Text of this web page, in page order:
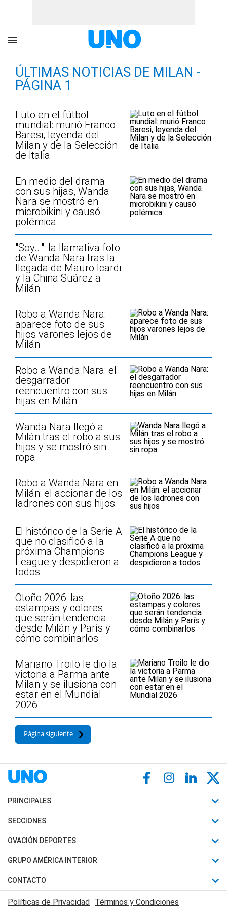
ÚLTIMAS NOTICIAS DE MILAN -
PÁGINA 1
Luto en el fútbol
mundial: murió Franco
Baresi, leyenda del
Milan y de la Selección
de Italia
En medio del drama
con sus hijas, Wanda
Nara se mostró en
microbikini y causó
polémica
"Soy...": la llamativa foto
de Wanda Nara tras la
llegada de Mauro Icardi
y la China Suárez a
Milán
Robo a Wanda Nara:
aparece foto de sus
hijos varones lejos de
Milán
Robo a Wanda Nara: el
desgarrador
reencuentro con sus
hijas en Milán
Wanda Nara llegó a
Milán tras el robo a sus
hijos y se mostró sin
ropa
Robo a Wanda Nara en
Milán: el accionar de los
ladrones con sus hijos
El histórico de la Serie A
que no clasificó a la
próxima Champions
League y despidieron a
todos
Otoño 2026: las
estampas y colores
que serán tendencia
desde Milán y París y
cómo combinarlos
Mariano Troilo le dio la
victoria a Parma ante
Milan y se ilusiona con
estar en el Mundial
2026
Página siguiente
PRINCIPALES
Últimas Noticias
Política
Judiciales
Economia
SECCIONES
Horóscopo
Motores
Trucos caseros
Series y Películas
OVACIÓN DEPORTES
Fútbol
Mundial
Automovilismo
GRUPO AMÉRICA INTERIOR
Canal 7 en Vivo
CONTACTO
Acerca de Nosotros
Políticas de Privacidad Términos y Condiciones